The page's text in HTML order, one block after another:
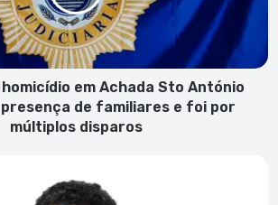
em Achada Sto António
de familiares e foi por
múltiplos disparos